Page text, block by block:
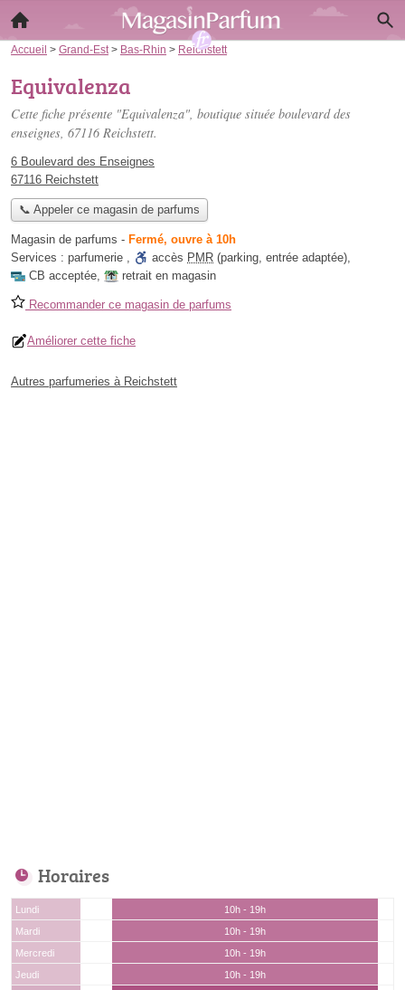
Accueil > Grand-Est > Bas-Rhin > Reichstett
Equivalenza
Cette fiche présente "Equivalenza", boutique située boulevard des
enseignes, 67116 Reichstett.
6 Boulevard des Enseignes
67116 Reichstett
📞 Appeler ce magasin de parfums
Magasin de parfums - Fermé, ouvre à 10h
Services : parfumerie , accès PMR (parking, entrée adaptée),
CB acceptée, retrait en magasin
Recommander ce magasin de parfums
Améliorer cette fiche
Autres parfumeries à Reichstett
Horaires
Lundi
10h - 19h
Mardi
10h - 19h
Mercredi
10h - 19h
Jeudi
10h - 19h